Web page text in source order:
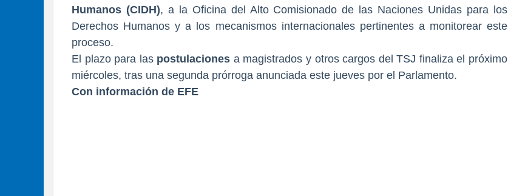
Humanos (CIDH), a la Oficina del Alto Comisionado de las Naciones Unidas para los
Derechos Humanos y a los mecanismos internacionales pertinentes a monitorear este
proceso.
El plazo para las postulaciones a magistrados y otros cargos del TSJ finaliza el próximo
miércoles, tras una segunda prórroga anunciada este jueves por el Parlamento.
Con información de EFE